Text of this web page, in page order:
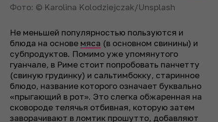
Фото: © Karolina Kolodziejczak/Unsplash
Не меньшей популярностью пользуются и
блюда на основе мяса (в основном свинины) и
субпродуктов. Помимо уже упомянутого
гуанчале, в Риме стоит попробовать панчетту
(свиную грудинку) и сальтимбокку, старинное
блюдо, название которого означает буквально
«прыгающий в рот». Это слегка обжаренная на
сковороде телячья отбивная, которую затем
заворачивают в ломтик прошутто, добавляют